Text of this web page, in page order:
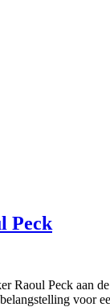
Peck
Peck aan
voor